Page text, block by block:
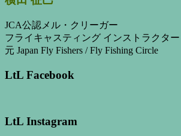
JCA公認メル・クリーガー
フライキャスティング インストラクター
元 Japan Fly Fishers / Fly Fishing Circle
LtL Facebook
LtL Instagram